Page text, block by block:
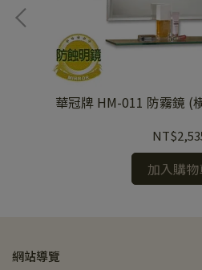
華冠牌 HM-011 防霧鏡 (
加入購
網站導覽